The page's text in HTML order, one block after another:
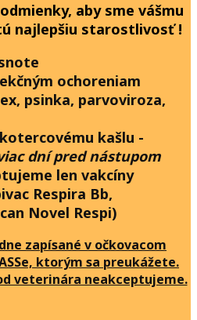
aby sme vášmu
najlepšiu starostlivosť !
ochoreniam
psinka, parvoviroza,
kašlu -
dní pred nástupom
len vakcíny
Respira Bb,
Novel Respi)
zapísané v očkovacom
ktorým sa preukážete.
veterinára neakceptujeme.